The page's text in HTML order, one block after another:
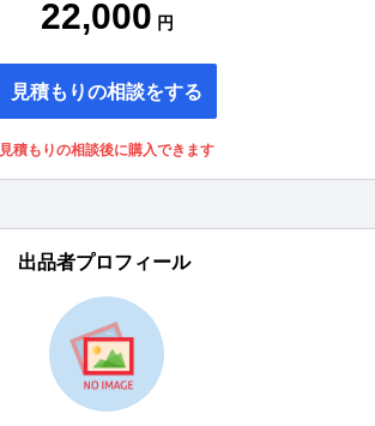
22,000 円
見積もりの相談をする
見積もりの相談後に購入できます
出品者プロフィール